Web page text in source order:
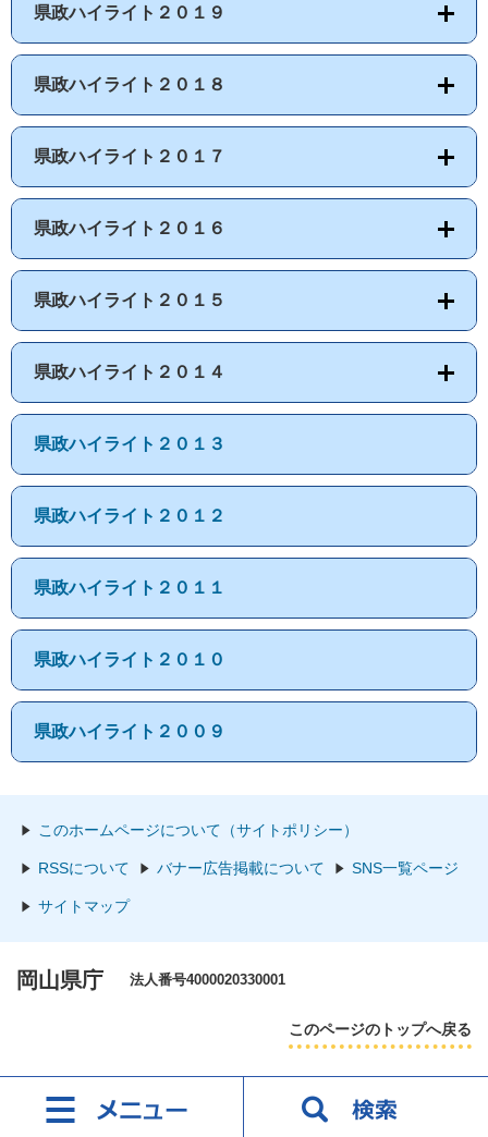
県政ハイライト２０１９
県政ハイライト２０１８
県政ハイライト２０１７
県政ハイライト２０１６
県政ハイライト２０１５
県政ハイライト２０１４
県政ハイライト２０１３
県政ハイライト２０１２
県政ハイライト２０１１
県政ハイライト２０１０
県政ハイライト２００９
このホームページについて（サイトポリシー）
RSSについて バナー広告掲載について SNS一覧ページ
サイトマップ
岡山県庁 法人番号4000020330001
このページのトップへ戻る